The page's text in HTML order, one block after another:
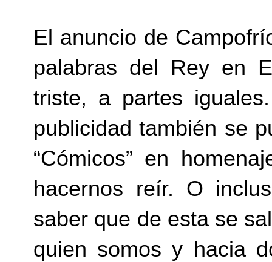
El anuncio de
palabras del Rey en
triste, a partes
publicidad también se
“Cómicos” en
hacernos reír. O
saber que de esta se
quien somos y hacia